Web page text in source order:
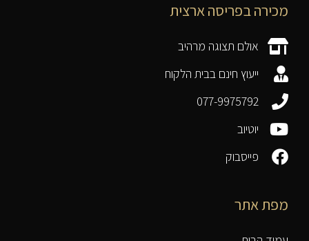
מכירה בפריסה ארצית
אולם תצוגה מרהיב
ייעוץ חינם בבית הלקוח
077-9975792
יוטיוב
פייסבוק
מפת אתר